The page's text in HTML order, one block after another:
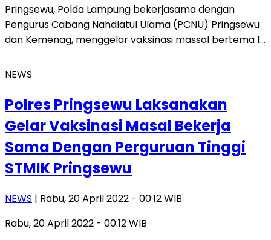
Pringsewu, Polda Lampung bekerjasama dengan
Pengurus Cabang Nahdlatul Ulama (PCNU) Pringsewu
dan Kemenag, menggelar vaksinasi massal bertema 1…
NEWS
Polres Pringsewu Laksanakan
Gelar Vaksinasi Masal Bekerja
Sama Dengan Perguruan Tinggi
STMIK Pringsewu
NEWS | Rabu, 20 April 2022 - 00:12 WIB
Rabu, 20 April 2022 - 00:12 WIB